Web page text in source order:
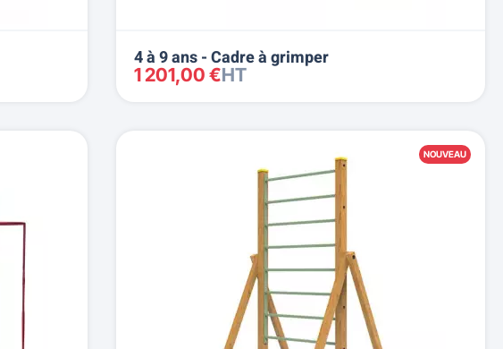
4 à 9 ans - Cadre à grimper
1 201,00 €HT
NOUVEAU